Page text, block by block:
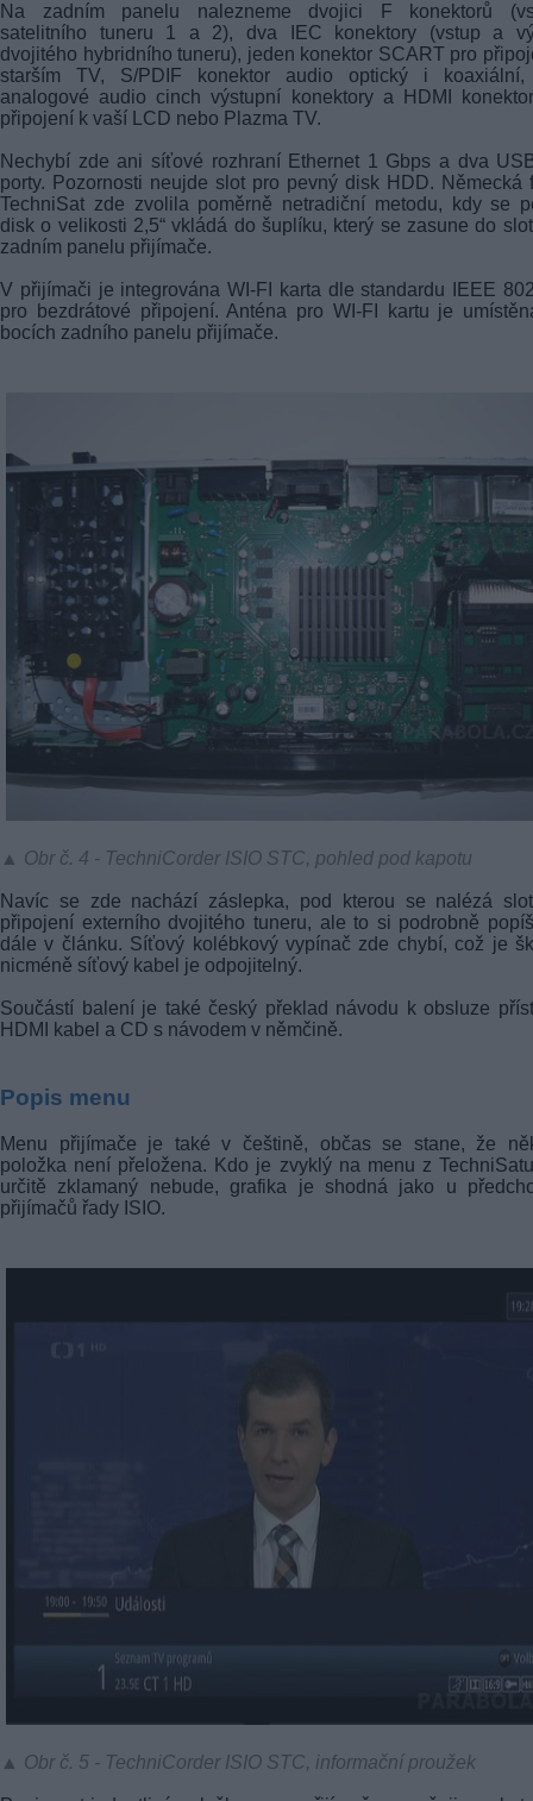
Na zadním panelu nalezneme dvojici F konektorů
satelitního tuneru 1 a 2), dva IEC konektory (vstup a
dvojitého hybridního tuneru), jeden konektor SCART pro
starším TV, S/PDIF konektor audio optický i koaxiální,
analogové audio cinch výstupní konektory a HDMI
připojení k vaší LCD nebo Plazma TV.
Nechybí zde ani síťové rozhraní Ethernet 1 Gbps a dva
porty. Pozornosti neujde slot pro pevný disk HDD. Německá
TechniSat zde zvolila poměrně netradiční metodu, kdy se
disk o velikosti 2,5“ vkládá do šuplíku, který se zasune do
zadním panelu přijímače.
V přijímači je integrována WI-FI karta dle standardu IEEE
pro bezdrátové připojení. Anténa pro WI-FI kartu je
bocích zadního panelu přijímače.
▲ Obr č. 4 - TechniCorder ISIO STC, pohled pod kapotu
Navíc se zde nachází záslepka, pod kterou se nalézá
připojení externího dvojitého tuneru, ale to si podrobně
dále v článku. Síťový kolébkový vypínač zde chybí, což je
nicméně síťový kabel je odpojitelný.
Součástí balení je také český překlad návodu k obsluze
HDMI kabel a CD s návodem v němčině.
Popis menu
Menu přijímače je také v češtině, občas se stane, že
položka není přeložena. Kdo je zvyklý na menu z
určitě zklamaný nebude, grafika je shodná jako u
přijímačů řady ISIO.
▲ Obr č. 5 - TechniCorder ISIO STC, informační proužek